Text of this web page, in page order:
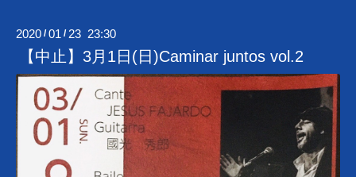
2020 /01 / 23 23:30
【中止】3月1日(日)Caminar juntos vol.2